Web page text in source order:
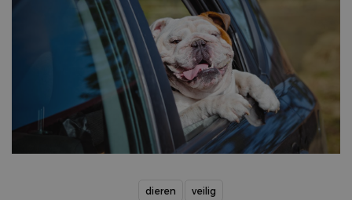
dieren veilig